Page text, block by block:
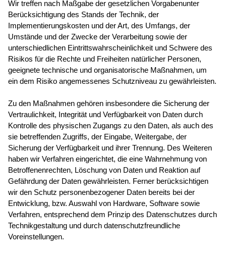
Wir treffen nach Maßgabe der gesetzlichen Vorgabenunter
Berücksichtigung des Stands der Technik, der
Implementierungskosten und der Art, des Umfangs, der
Umstände und der Zwecke der Verarbeitung sowie der
unterschiedlichen Eintrittswahrscheinlichkeit und Schwere des
Risikos für die Rechte und Freiheiten natürlicher Personen,
geeignete technische und organisatorische Maßnahmen, um
ein dem Risiko angemessenes Schutzniveau zu gewährleisten.
Zu den Maßnahmen gehören insbesondere die Sicherung der
Vertraulichkeit, Integrität und Verfügbarkeit von Daten durch
Kontrolle des physischen Zugangs zu den Daten, als auch des
sie betreffenden Zugriffs, der Eingabe, Weitergabe, der
Sicherung der Verfügbarkeit und ihrer Trennung. Des Weiteren
haben wir Verfahren eingerichtet, die eine Wahrnehmung von
Betroffenenrechten, Löschung von Daten und Reaktion auf
Gefährdung der Daten gewährleisten. Ferner berücksichtigen
wir den Schutz personenbezogener Daten bereits bei der
Entwicklung, bzw. Auswahl von Hardware, Software sowie
Verfahren, entsprechend dem Prinzip des Datenschutzes durch
Technikgestaltung und durch datenschutzfreundliche
Voreinstellungen.